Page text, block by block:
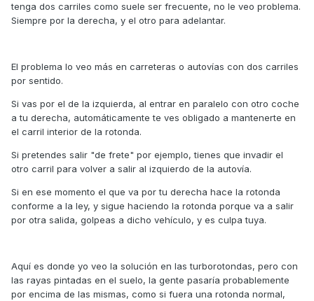
tenga dos carriles como suele ser frecuente, no le veo problema.
Siempre por la derecha, y el otro para adelantar.
El problema lo veo más en carreteras o autovías con dos carriles
por sentido.
Si vas por el de la izquierda, al entrar en paralelo con otro coche
a tu derecha, automáticamente te ves obligado a mantenerte en
el carril interior de la rotonda.
Si pretendes salir "de frete" por ejemplo, tienes que invadir el
otro carril para volver a salir al izquierdo de la autovía.
Si en ese momento el que va por tu derecha hace la rotonda
conforme a la ley, y sigue haciendo la rotonda porque va a salir
por otra salida, golpeas a dicho vehículo, y es culpa tuya.
Aquí es donde yo veo la solución en las turborotondas, pero con
las rayas pintadas en el suelo, la gente pasaría probablemente
por encima de las mismas, como si fuera una rotonda normal,